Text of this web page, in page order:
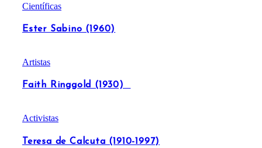
Científicas
Ester Sabino (1960)
Artistas
Faith Ringgold (1930)
Activistas
Teresa de Calcuta (1910-1997)